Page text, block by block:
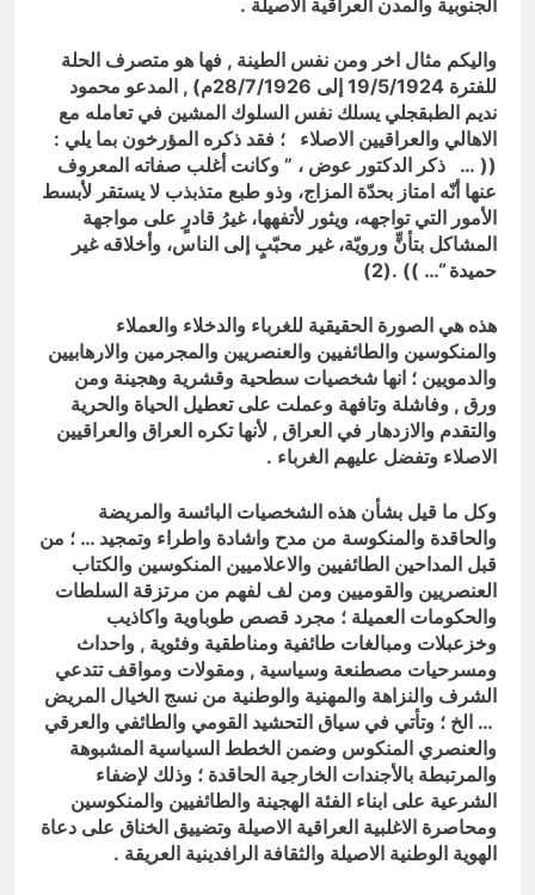
الجنوبية والمدن العراقية الاصيلة .
واليكم مثال اخر ومن نفس الطينة , فها هو متصرف الحلة
للفترة 19/5/1924 إلى 28/7/1926م) , المدعو محمود
نديم الطبقجلي يسلك نفس السلوك المشين في تعامله مع
الاهالي والعراقيين الاصلاء ؛ فقد ذكره المؤرخون بما يلي :
(( … ذكر الدكتور عوض ، ” وكانت أغلب صفاته المعروف
عنها أنّه امتاز بحدّة المزاج، وذو طبع متذبذب لا يستقر لأبسط
الأمور التي تواجهه، ويثور لأتفهها، غيرُ قادرٍ على مواجهة
المشاكل بتأنٍّ ورويّة، غير محبّبٍ إلى الناس، وأخلاقه غير
حميدة “… )) .(2)
هذه هي الصورة الحقيقية للغرباء والدخلاء والعملاء
والمنكوسين والطائفيين والعنصريين والمجرمين والارهابيين
والدمويين ؛ انها شخصيات سطحية وقشرية وهجينة ومن
ورق , وفاشلة وتافهة وعملت على تعطيل الحياة والحرية
والتقدم والازدهار في العراق , لأنها تكره العراق والعراقيين
الاصلاء وتفضل عليهم الغرباء .
وكل ما قيل بشأن هذه الشخصيات البائسة والمريضة
والحاقدة والمنكوسة من مدح واشادة واطراء وتمجيد … ؛ من
قبل المداحين الطائفيين والاعلاميين المنكوسين والكتاب
العنصريين والقوميين ومن لف لفهم من مرتزقة السلطات
والحكومات العميلة ؛ مجرد قصص طوباوية واكاذيب
وخزعبلات ومبالغات طائفية ومناطقية وفئوية , واحداث
ومسرحيات مصطنعة وسياسية , ومقولات ومواقف تتدعي
الشرف والنزاهة والمهنية والوطنية من نسج الخيال المريض
… الخ ؛ وتأتي في سياق التحشيد القومي والطائفي والعرقي
والعنصري المنكوس وضمن الخطط السياسية المشبوهة
والمرتبطة بالأجندات الخارجية الحاقدة ؛ وذلك لإضفاء
الشرعية على ابناء الفئة الهجينة والطائفيين والمنكوسين
ومحاصرة الاغلبية العراقية الاصيلة وتضييق الخناق على دعاة
الهوية الوطنية الاصيلة والثقافة الرافدينية العريقة .